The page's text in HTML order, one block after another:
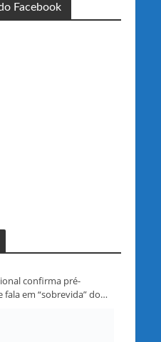
Facebook
confirma pré-
em “sobrevida” do